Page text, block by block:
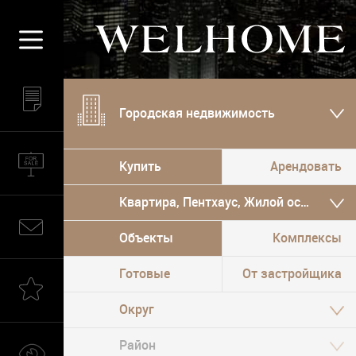
Городская недвижимость
Купить Арендовать
Квартира, Пентхаус, Жилой особняк
Объекты Комплексы
Готовые От застройщика
Округ